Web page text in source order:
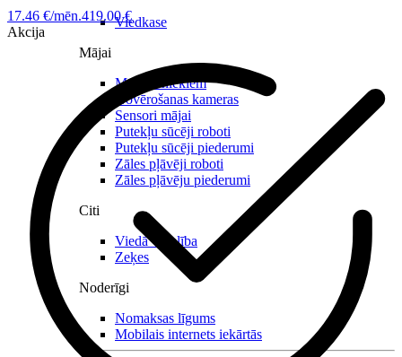
Viedkase
Mājai
Mājdzīvniekiem
Novērošanas kameras
Sensori mājai
Putekļu sūcēji roboti
Putekļu sūcēji piederumi
Zāles pļāvēji roboti
Zāles pļāvēju piederumi
Citi
Viedā veselība
Zeķes
Noderīgi
Nomaksas līgums
Mobilais internets iekārtās
17.46 €/mēn.419.00 €
Akcija